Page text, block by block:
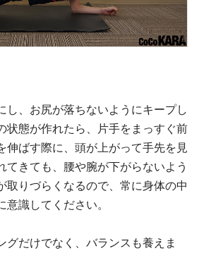
、お尻が落ちないようにキープし
状態が作れたら、片手をまっすぐ前
伸ばす際に、頭が上がって手先を見
てきても、腰や腕が下がらないよう
取りづらくなるので、常に身体の中
識してください。
だけでなく、バランスも養えま